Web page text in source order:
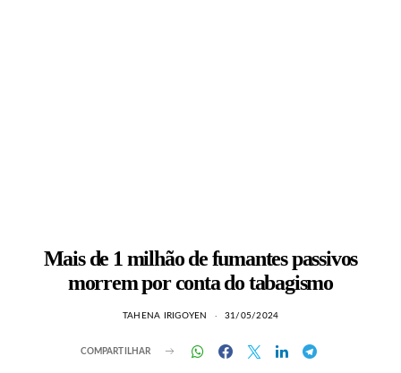
Mais de 1 milhão de fumantes passivos
morrem por conta do tabagismo
TAHENA IRIGOYEN 31/05/2024
COMPARTILHAR